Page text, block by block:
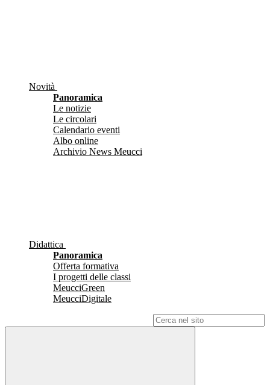
Novità
Panoramica
Le notizie
Le circolari
Calendario eventi
Albo online
Archivio News Meucci
Didattica
Panoramica
Offerta formativa
I progetti delle classi
MeucciGreen
MeucciDigitale